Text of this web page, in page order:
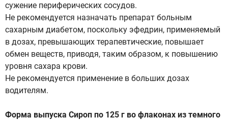
сужение периферических сосудов.
Не рекомендуется назначать препарат больным
сахарным диабетом, поскольку эфедрин, применяемый
в дозах, превышающих терапевтические, повышает
обмен веществ, приводя, таким образом, к повышению
уровня сахара крови.
Не рекомендуется применение в больших дозах
водителям.
Форма выпуска Сироп по 125 г во флаконах из темного